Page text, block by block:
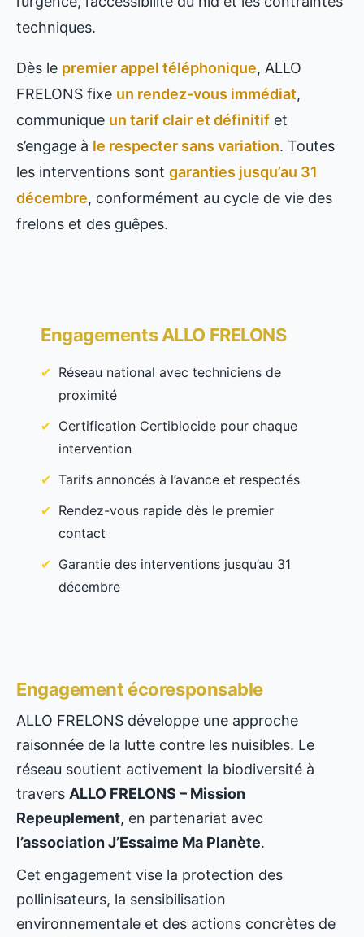
techniques.
Dès le premier appel téléphonique, ALLO
FRELONS fixe un rendez-vous immédiat,
communique un tarif clair et définitif et
s’engage à le respecter sans variation. Toutes
les interventions sont garanties jusqu’au 31
décembre, conformément au cycle de vie des
frelons et des guêpes.
Engagements ALLO FRELONS
Réseau national avec techniciens de
proximité
Certification Certibiocide pour chaque
intervention
Tarifs annoncés à l’avance et respectés
Rendez-vous rapide dès le premier
contact
Garantie des interventions jusqu’au 31
décembre
Engagement écoresponsable
ALLO FRELONS développe une approche
raisonnée de la lutte contre les nuisibles. Le
réseau soutient activement la biodiversité à
travers ALLO FRELONS – Mission
Repeuplement, en partenariat avec
l’association J’Essaime Ma Planète.
Cet engagement vise la protection des
pollinisateurs, la sensibilisation
environnementale et des actions concrètes de